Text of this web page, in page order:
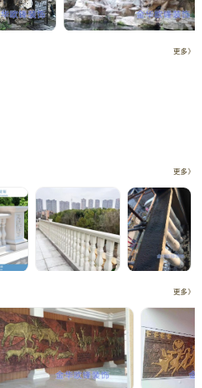
更多》
更多》
更多》